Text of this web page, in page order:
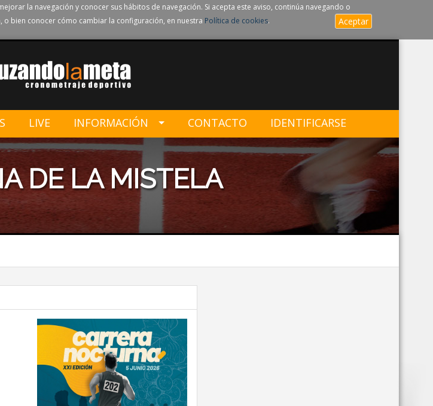
la navegación y conocer sus hábitos de navegación. Si acepta este aviso, continúa navegando o
bien conocer cómo cambiar la configuración, en nuestra Política de cookies. Aceptar
LIVE INFORMACIÓN CONTACTO IDENTIFICARSE
DE LA MISTELA